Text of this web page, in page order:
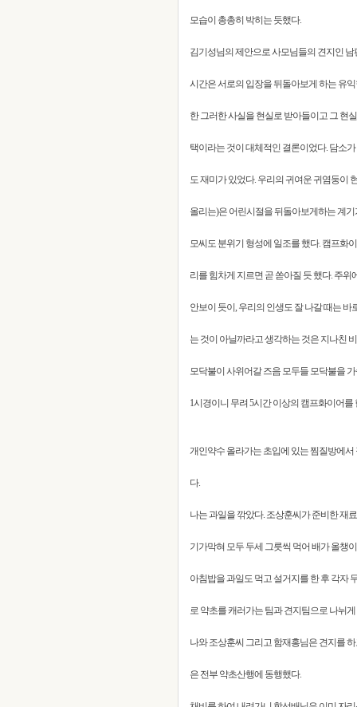
모습이 총총히 박히는 듯했다.
김기성님의 제안으로 사모님들의 견지인
시간은 서로의 입장을 뒤돌아보게 하는 유
한 그러한 사실을 현실로 받아들이고 그 현
택이라는 것이 대체적인 결론이었다. 담소
도 재미가 있었다. 우리의 귀여운 귀염둥이
올리는)은 어린시절을 뒤돌아보게하는 계
모씨도 분위기 형성에 일조를 했다. 캠프화
리를 힘차게 지르면 곧 쏟아질 듯 했다. 주
안보이 듯이, 우리의 인생도 잘 나갈 때는
는 것이 아닐까라고 생각하는 것은 지나친
모닥불이 사위어갈 즈음 모두들 모닥불을
1시경이니 무려 5시간 이상의 캠프화이어를
개인약수 올라가는 초입에 있는 찜질방에
다.
나는 과일을 깎았다. 조상훈씨가 준비한 재
기가막혀 모두 두세 그릇씩 먹어 배가 올챙
아침밥을 과일도 먹고 설거지를 한 후 각자
로 약초를 캐러가는 팀과 견지팀으로 나뉘게
나와 조상훈씨 그리고 함재홍님은 견지를
은 전부 약초산행에 동행했다.